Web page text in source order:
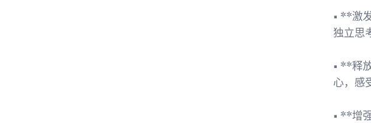
• **激
独立思
• **释
心，感
• **增